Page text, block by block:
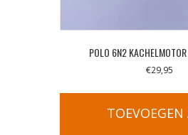
POLO 6N2
€29,95
TOEVOEGEN